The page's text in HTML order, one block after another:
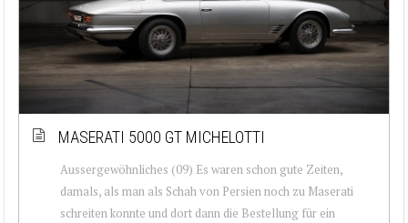
MASERATI 5000 GT MICHELOTTI
Aussergewöhnliches (09) Es waren schon gute Zeiten,
damals, als man als Schah von Persien noch zu Maserati
schreiten konnte und dort dann die Bestellung für ein